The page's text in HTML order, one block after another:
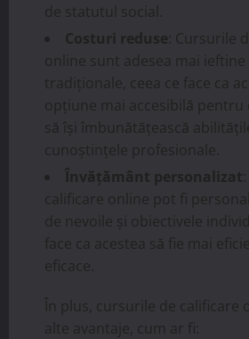
de statutul social.
Costuri reduse : Cursurile
online sunt adesea mai
tradiționale, ceea ce face ca
opțiune mai accesibilă pentru
să își îmbunătățească
cunoștințele profesionale.
Învățământ personalizat
calificare online pot fi
de nevoile și obiectivele
face ca acestea să fie mai
eficace.
În plus, cursurile de calificare
alte avantaje, cum ar fi: